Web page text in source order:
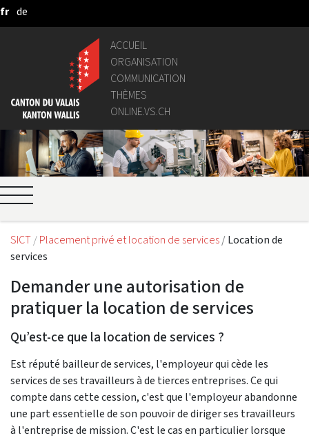
Saut au contenu principal
fr de
ACCUEIL
ORGANISATION
COMMUNICATION
THÈMES
ONLINE.VS.CH
SICT Placement privé et location de services
Location de
services
Demander une autorisation de
pratiquer la location de services
Qu’est-ce que la location de services ?
Est réputé bailleur de services, l'employeur qui cède les
services de ses travailleurs à de tierces entreprises. Ce qui
compte dans cette cession, c'est que l'employeur abandonne
une part essentielle de son pouvoir de diriger ses travailleurs
à l'entreprise de mission. C'est le cas en particulier lorsque